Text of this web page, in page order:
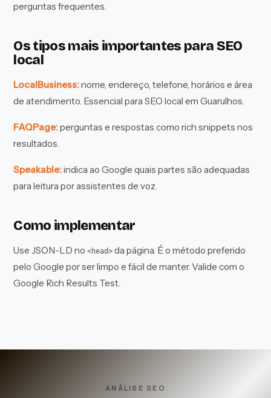
perguntas frequentes.
Os tipos mais importantes para SEO
local
LocalBusiness:nome, endereço, telefone, horários e área
de atendimento. Essencial para SEO local em Guarulhos.
FAQPage:perguntas e respostas como rich snippets nos
resultados.
Speakable:indica ao Google quais partes são adequadas
para leitura por assistentes de voz.
Como implementar
Use JSON-LD no<head> da página. É o método preferido
pelo Google por ser limpo e fácil de manter. Valide com o
Google Rich Results Test.
ANÁLISE SEO